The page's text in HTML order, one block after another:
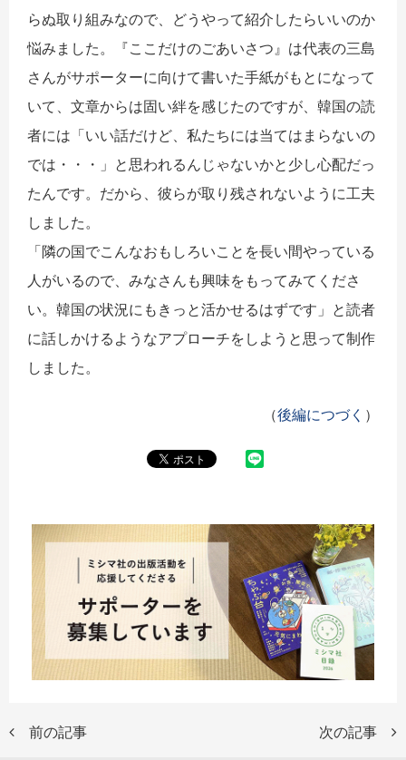
らぬ取り組みなので、どうやって紹介したらいいのか
悩みました。『ここだけのごあいさつ』は代表の三島
さんがサポーターに向けて書いた手紙がもとになって
いて、文章からは固い絆を感じたのですが、韓国の読
者には「いい話だけど、私たちには当てはまらないの
では・・・」と思われるんじゃないかと少し心配だっ
たんです。だから、彼らが取り残されないように工夫
しました。
「隣の国でこんなおもしろいことを長い間やっている
人がいるので、みなさんも興味をもってみてくださ
い。韓国の状況にもきっと活かせるはずです」と読者
に話しかけるようなアプローチをしようと思って制作
しました。
（後編につづく ）
前の記事 次の記事